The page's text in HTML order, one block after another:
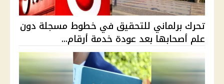
تحرك برلماني للتحقيق في خطوط مسجلة دون
علم أصحابها بعد عودة خدمة أرقام...